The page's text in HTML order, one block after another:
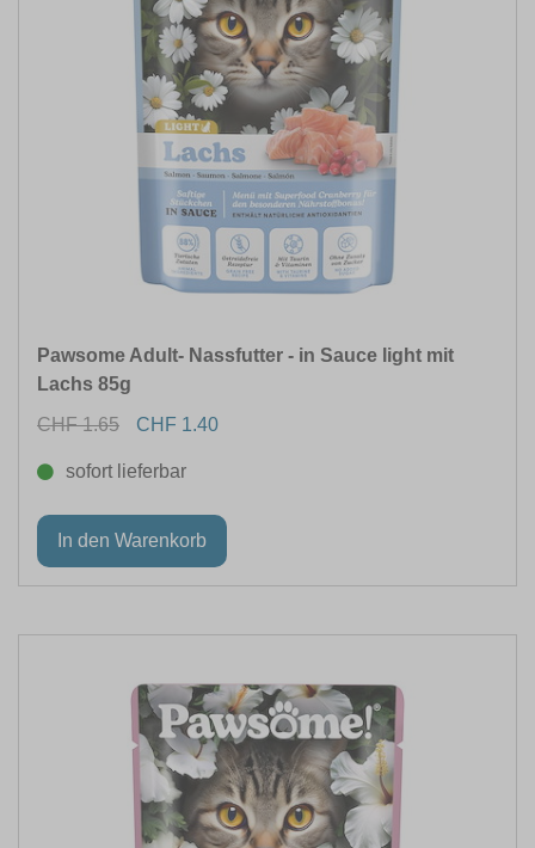
Pawsome Adult- Nassfutter - in Sauce light mit
Lachs 85g
CHF 1.65
CHF 1.40
sofort lieferbar